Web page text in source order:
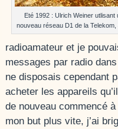
Eté 1992 : Ulrich Weiner utlisant
nouveau réseau D1 de la Telekom,
radioamateur et je
messages par radio
ne disposais cependant
acheter les appareils
de nouveau commencé
mon but plus vite, j’ai